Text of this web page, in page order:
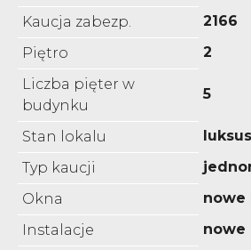
Kaucja zabezp.
2166
Piętro
2
Liczba pięter w
budynku
5
Stan lokalu
Typ kaucji
Okna
nowe
Instalacje
nowe